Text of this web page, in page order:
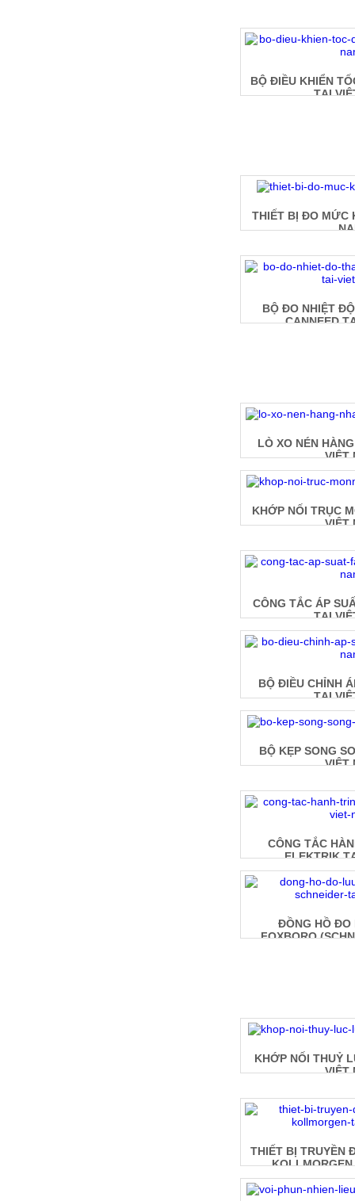
BỘ ĐIỀU KHIỂN
TẠI
THIẾT BỊ ĐO MỨC
BỘ ĐO NHIỆT
CANNEED
LÒ XO NÉN
VIỆT
KHỚP NỐI TRỤC
VIỆT
CÔNG TẮC ÁP
TẠI
BỘ ĐIỀU CHỈNH
TẠI
BỘ KẸP SONG
VIỆT
CÔNG TẮC
ELEKTRIK
ĐỒNG HỒ
FOXBORO
KHỚP NỐI THUỶ
VIỆT
THIẾT BỊ TRUYỀN